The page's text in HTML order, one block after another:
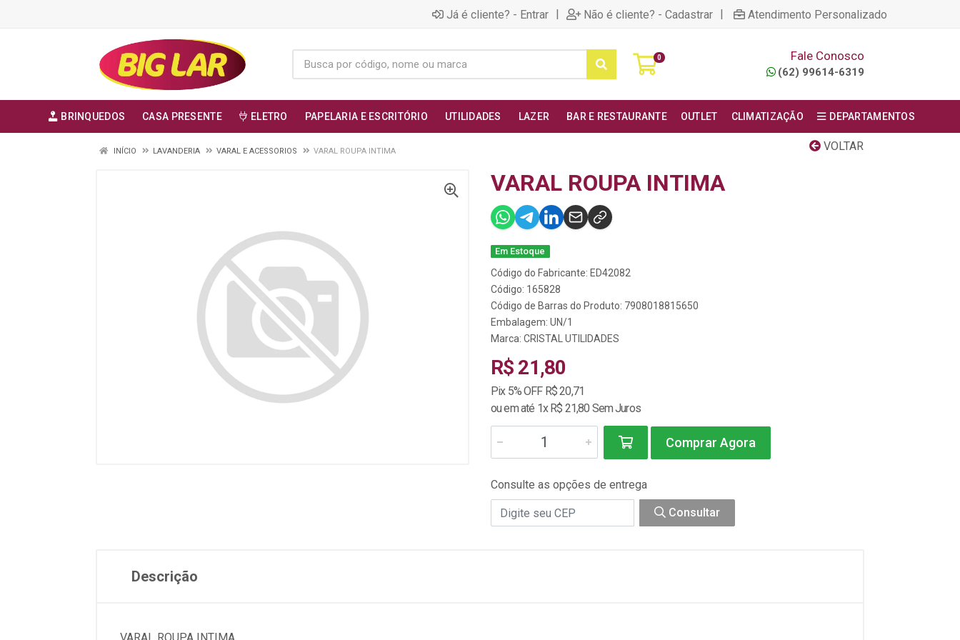
Já é cliente? - Entrar | Não é cliente? - Cadastrar | Atendimento Personalizado
0 Fale Conosco
(62) 99614-6319
BRINQUEDOS CASA PRESENTE ELETRO PAPELARIA E ESCRITÓRIO UTILIDADES LAZER BAR E RESTAURANTE OUTLET CLIMATIZAÇÃO DEPARTAMENTOS
VOLTAR
INÍCIO LAVANDERIA VARAL E ACESSORIOS VARAL ROUPA INTIMA
VARAL ROUPA INTIMA
Em Estoque
Código do Fabricante: ED42082
Código: 165828
Código de Barras do Produto: 7908018815650
Embalagem: UN/1
Marca: CRISTAL UTILIDADES
R$ 21,80
Pix 5% OFF R$ 20,71
ou em até 1x R$ 21,80 Sem Juros
Comprar Agora
Consulte as opções de entrega
Consultar
Descrição